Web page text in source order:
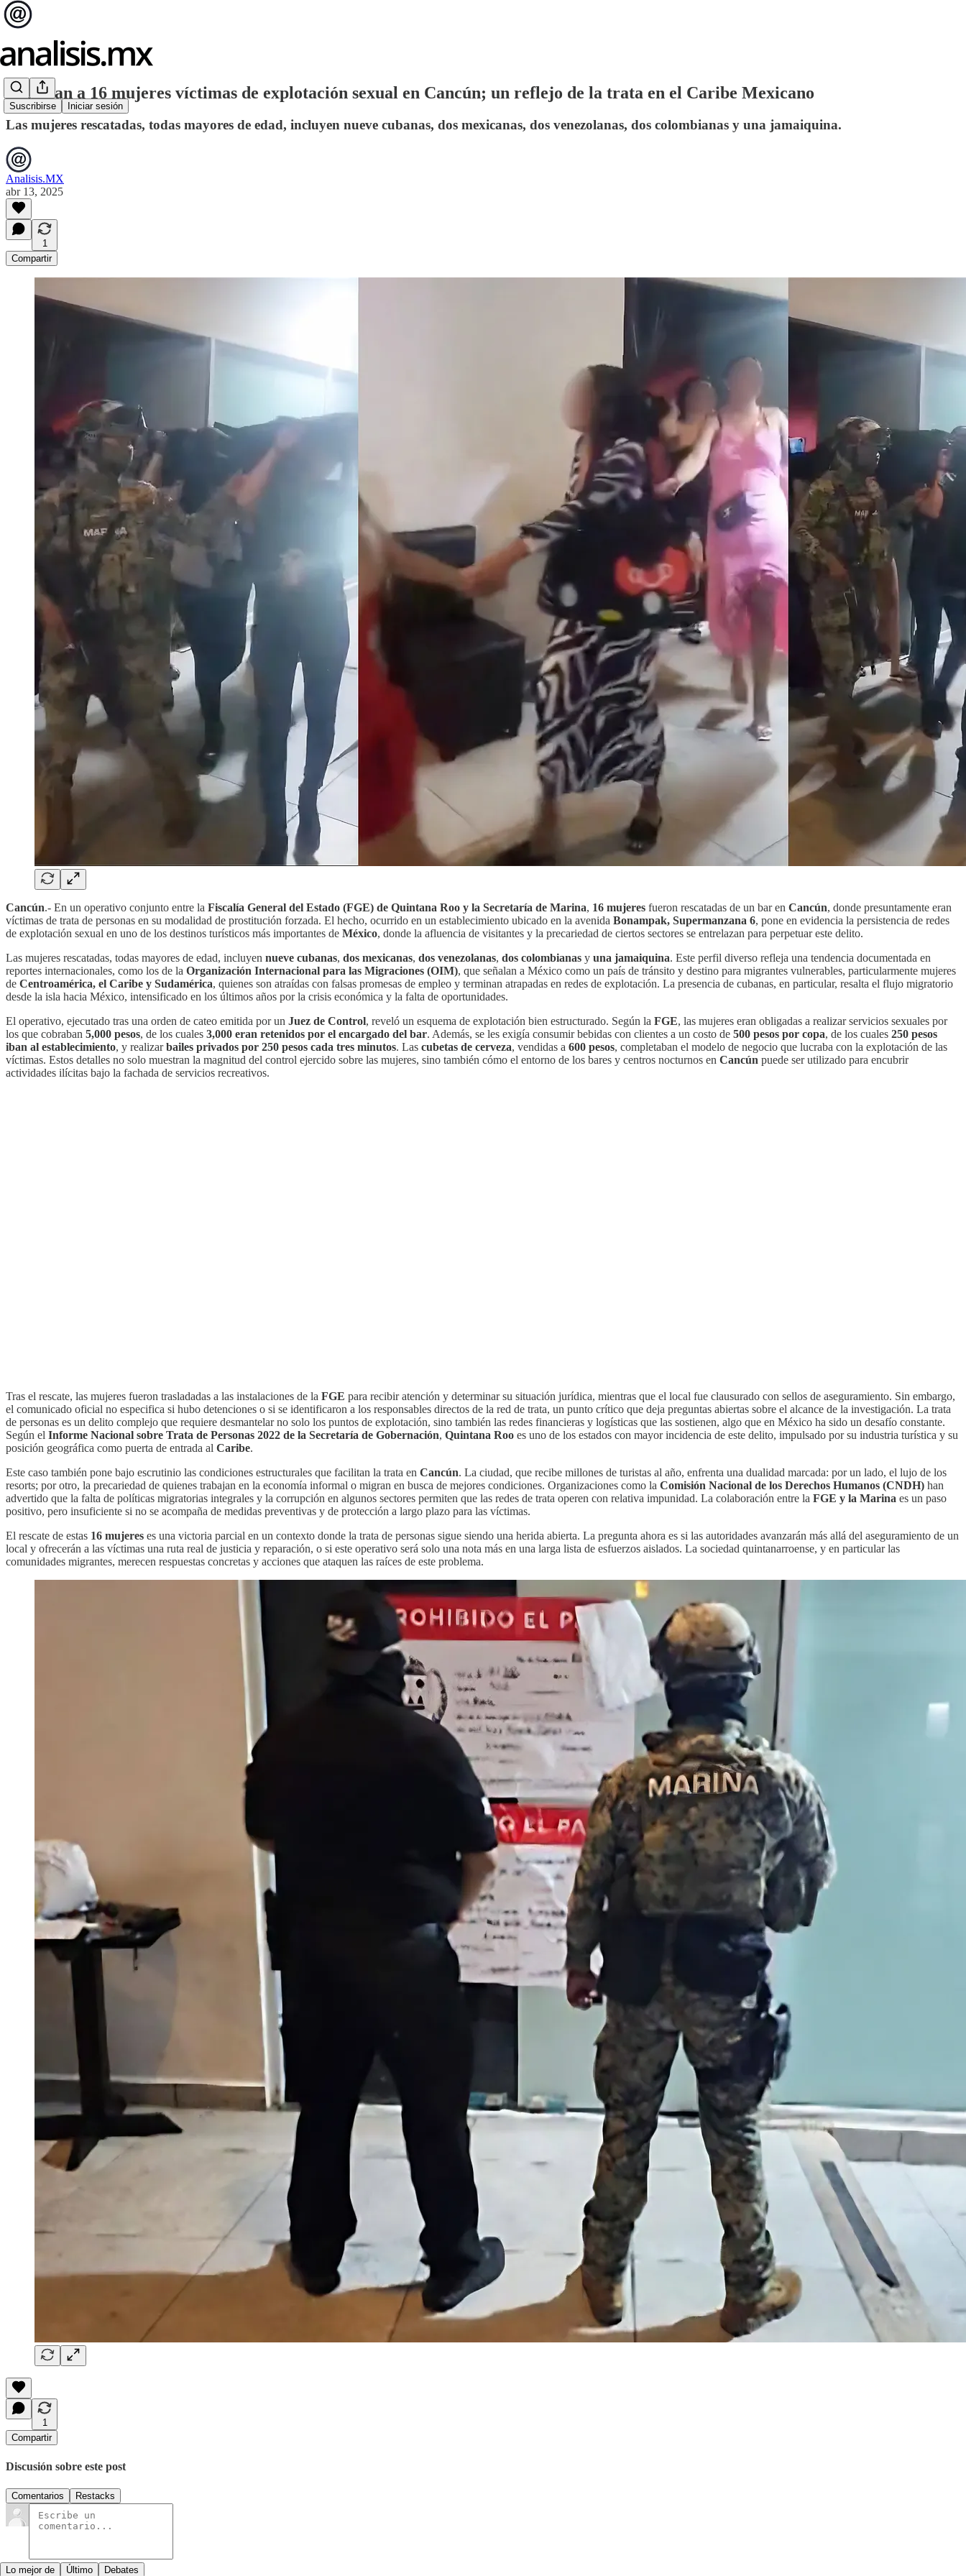
Suscribirse Iniciar sesión
Rescatan a 16 mujeres víctimas de explotación sexual en Cancún; un reflejo de la trata en el Caribe Mexicano
Las mujeres rescatadas, todas mayores de edad, incluyen nueve cubanas, dos mexicanas, dos venezolanas, dos colombianas y una jamaiquina.
Analisis.MX
abr 13, 2025
1
Compartir
Cancún.- En un operativo conjunto entre la Fiscalía General del Estado (FGE) de Quintana Roo y la Secretaría de Marina, 16 mujeres fueron rescatadas de un bar en Cancún, donde presuntamente eran
víctimas de trata de personas en su modalidad de prostitución forzada. El hecho, ocurrido en un establecimiento ubicado en la avenida Bonampak, Supermanzana 6, pone en evidencia la persistencia de redes
de explotación sexual en uno de los destinos turísticos más importantes de México, donde la afluencia de visitantes y la precariedad de ciertos sectores se entrelazan para perpetuar este delito.
Las mujeres rescatadas, todas mayores de edad, incluyen nueve cubanas, dos mexicanas, dos venezolanas, dos colombianas y una jamaiquina. Este perfil diverso refleja una tendencia documentada en
reportes internacionales, como los de la Organización Internacional para las Migraciones (OIM), que señalan a México como un país de tránsito y destino para migrantes vulnerables, particularmente mujeres
de Centroamérica, el Caribe y Sudamérica, quienes son atraídas con falsas promesas de empleo y terminan atrapadas en redes de explotación. La presencia de cubanas, en particular, resalta el flujo migratorio
desde la isla hacia México, intensificado en los últimos años por la crisis económica y la falta de oportunidades.
El operativo, ejecutado tras una orden de cateo emitida por un Juez de Control, reveló un esquema de explotación bien estructurado. Según la FGE, las mujeres eran obligadas a realizar servicios sexuales por
los que cobraban 5,000 pesos, de los cuales 3,000 eran retenidos por el encargado del bar. Además, se les exigía consumir bebidas con clientes a un costo de 500 pesos por copa, de los cuales 250 pesos
iban al establecimiento, y realizarbailes privados por 250 pesos cada tres minutos. Las cubetas de cerveza, vendidas a 600 pesos, completaban el modelo de negocio que lucraba con la explotación de las
víctimas. Estos detalles no solo muestran la magnitud del control ejercido sobre las mujeres, sino también cómo el entorno de los bares y centros nocturnos en Cancún puede ser utilizado para encubrir
actividades ilícitas bajo la fachada de servicios recreativos.
Tras el rescate, las mujeres fueron trasladadas a las instalaciones de la FGE para recibir atención y determinar su situación jurídica, mientras que el local fue clausurado con sellos de aseguramiento. Sin embargo,
el comunicado oficial no especifica si hubo detenciones o si se identificaron a los responsables directos de la red de trata, un punto crítico que deja preguntas abiertas sobre el alcance de la investigación. La trata
de personas es un delito complejo que requiere desmantelar no solo los puntos de explotación, sino también las redes financieras y logísticas que las sostienen, algo que en México ha sido un desafío constante.
Según el Informe Nacional sobre Trata de Personas 2022 de la Secretaría de Gobernación, Quintana Roo es uno de los estados con mayor incidencia de este delito, impulsado por su industria turística y su
posición geográfica como puerta de entrada al Caribe.
Este caso también pone bajo escrutinio las condiciones estructurales que facilitan la trata en Cancún. La ciudad, que recibe millones de turistas al año, enfrenta una dualidad marcada: por un lado, el lujo de los
resorts; por otro, la precariedad de quienes trabajan en la economía informal o migran en busca de mejores condiciones. Organizaciones como la Comisión Nacional de los Derechos Humanos (CNDH) han
advertido que la falta de políticas migratorias integrales y la corrupción en algunos sectores permiten que las redes de trata operen con relativa impunidad. La colaboración entre la FGE y la Marina es un paso
positivo, pero insuficiente si no se acompaña de medidas preventivas y de protección a largo plazo para las víctimas.
El rescate de estas 16 mujeres es una victoria parcial en un contexto donde la trata de personas sigue siendo una herida abierta. La pregunta ahora es si las autoridades avanzarán más allá del aseguramiento de un
local y ofrecerán a las víctimas una ruta real de justicia y reparación, o si este operativo será solo una nota más en una larga lista de esfuerzos aislados. La sociedad quintanarroense, y en particular las
comunidades migrantes, merecen respuestas concretas y acciones que ataquen las raíces de este problema.
1
Compartir
Discusión sobre este post
Comentarios Restacks
Lo mejor de Último Debates